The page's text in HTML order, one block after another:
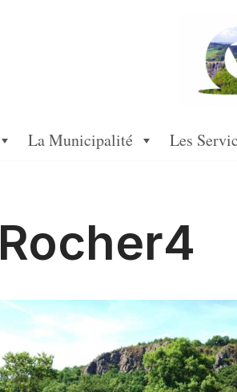
La Municipalité Les
Rocher4